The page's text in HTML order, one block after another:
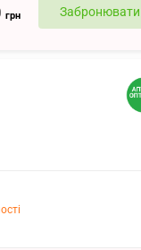
грн Забронювати